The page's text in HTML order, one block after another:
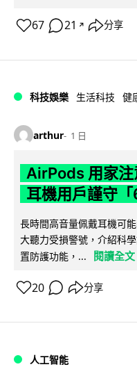
67 21 ↗ 分享
科技娛樂 生活科技 健
arthur 1 日
AirPods 用家注
耳機用戶謹守
長時間高音量佩戴耳機可
大聽力受損警號，介紹科
置防護功能，...
閱讀全文
20 分享
人工智能